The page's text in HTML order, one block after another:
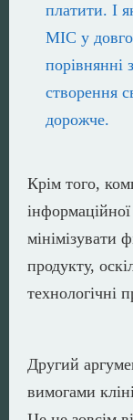
платити. І
МІС у
порівнянні
створення
дорожче.
Крім того,
мінімізувати
продукту,
технологічні
Другий
вимогами